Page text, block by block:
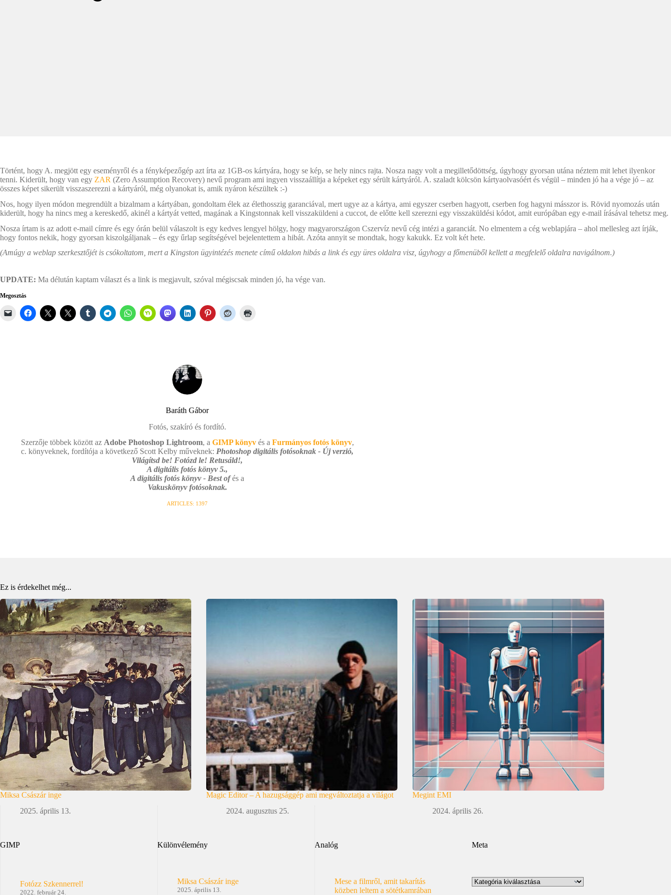
Történt, hogy A. megjött egy eseményről és a fényképezőgép azt írta az 1GB-os kártyára, hogy se kép, se hely nincs rajta. Nosza nagy volt a megilletődöttség, úgyhogy gyorsan utána néztem mit lehet ilyenkor
tenni. Kiderült, hogy van egy ZAR (Zero Assumption Recovery) nevű program ami ingyen visszaállítja a képeket egy sérült kártyáról. A. szaladt kölcsön kártyaolvasóért és végül – minden jó ha a vége jó – az
összes képet sikerült visszaszerezni a kártyáról, még olyanokat is, amik nyáron készültek :-)
Nos, hogy ilyen módon megrendült a bizalmam a kártyában, gondoltam élek az élethosszig garanciával, mert ugye az a kártya, ami egyszer cserben hagyott, cserben fog hagyni másszor is. Rövid nyomozás után
kiderült, hogy ha nincs meg a kereskedő, akinél a kártyát vetted, magának a Kingstonnak kell visszaküldeni a cuccot, de előtte kell szerezni egy visszaküldési kódot, amit európában egy e-mail írásával tehetsz meg.
Nosza írtam is az adott e-mail címre és egy órán belül válaszolt is egy kedves lengyel hölgy, hogy magyarországon Cszervíz nevű cég intézi a garanciát. No elmentem a cég weblapjára – ahol mellesleg azt írják,
hogy fontos nekik, hogy gyorsan kiszolgáljanak – és egy űrlap segítségével bejelentettem a hibát. Azóta annyit se mondtak, hogy kakukk. Ez volt két hete.
(Amúgy a weblap szerkesztőjét is csókoltatom, mert a Kingston ügyintézés menete című oldalon hibás a link és egy üres oldalra visz, úgyhogy a főmenüből kellett a megfelelő oldalra navigálnom.)
UPDATE: Ma délután kaptam választ és a link is megjavult, szóval mégiscsak minden jó, ha vége van.
Megosztás
Baráth Gábor
Fotós, szakíró és fordító.
Szerzője többek között az Adobe Photoshop Lightroom, a GIMP könyvés a Furmányos fotós könyv,
c. könyveknek, fordítója a következő Scott Kelby műveknek: Photoshop digitális fotósoknak - Új verzió,
Világítsd be! Fotózd le! Retusáld!,
A digitális fotós könyv 5.,
A digitális fotós könyv - Best ofés a
Vakuskönyv fotósoknak.
ARTICLES: 1397
Ez is érdekelhet még...
Miksa Császár inge
2025. április 13.
Magic Editor – A hazugsággép ami megváltoztatja a világot
2024. augusztus 25.
Megint EMI
2024. április 26.
GIMP
Fotózz Szkennerrel!
2022. február 24.
Különvélemény
Miksa Császár inge
2025. április 13.
Analóg
Mese a filmről, amit takarítás
közben leltem a sötétkamrában
Meta
Kategóriák